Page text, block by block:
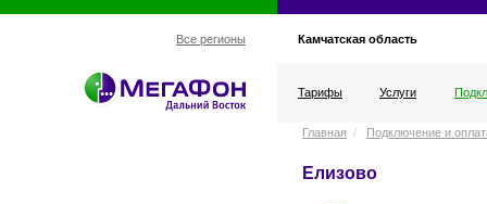
Все регионы Камчатская область
Тарифы Услуги
Главная / Подключение и
Елизово